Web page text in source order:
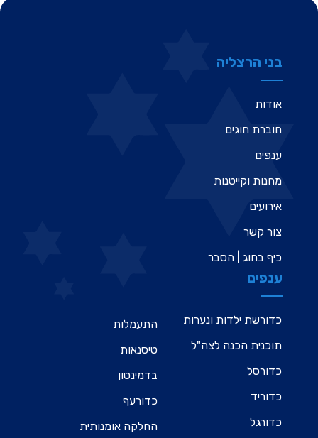
בני הרצליה
אודות
חוברת חוגים
ענפים
מחנות וקייטנות
אירועים
צור קשר
כיף בחוג | הסבר
ענפים
כדורשת ילדות ונערות
תוכנית הכנה לצה"ל
כדורסל
כדוריד
כדורגל
התעמלות
טיסנאות
בדמינטון
כדורעף
החלקה אומנותית